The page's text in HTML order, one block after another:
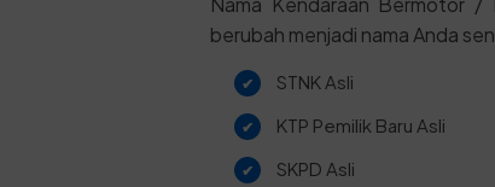
berubah menjadi nama Anda
STNK Asli
KTP Pemilik Baru Asli
SKPD Asli